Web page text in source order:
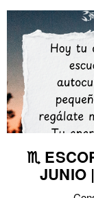
♏
JUNIO